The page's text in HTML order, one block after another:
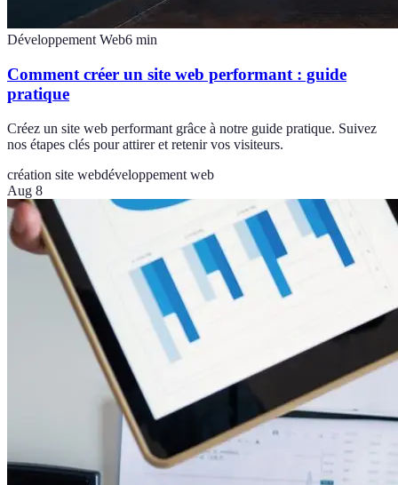
Développement Web6 min
Comment créer un site web performant : guide
pratique
Créez un site web performant grâce à notre guide pratique. Suivez
nos étapes clés pour attirer et retenir vos visiteurs.
création site webdéveloppement web
Aug 8